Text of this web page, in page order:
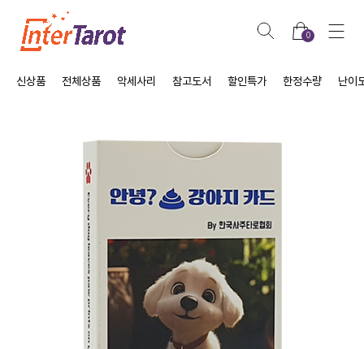
0
신상품 전체상품 악세사리 참고도서 할인특가 한정수량 난이